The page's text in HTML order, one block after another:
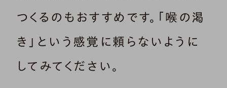
つくるのもおすすめです。「喉の渇
き」という感覚に頼らないように
してみてください。